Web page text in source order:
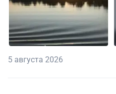
5 августа 2026